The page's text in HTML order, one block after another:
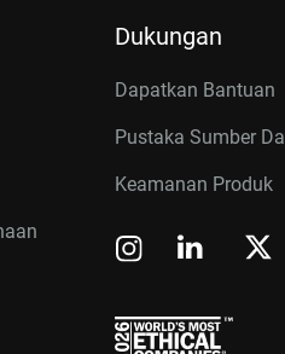
Dukungan
Dapatkan Bantuan
Pustaka Sumber
Keamanan Produk